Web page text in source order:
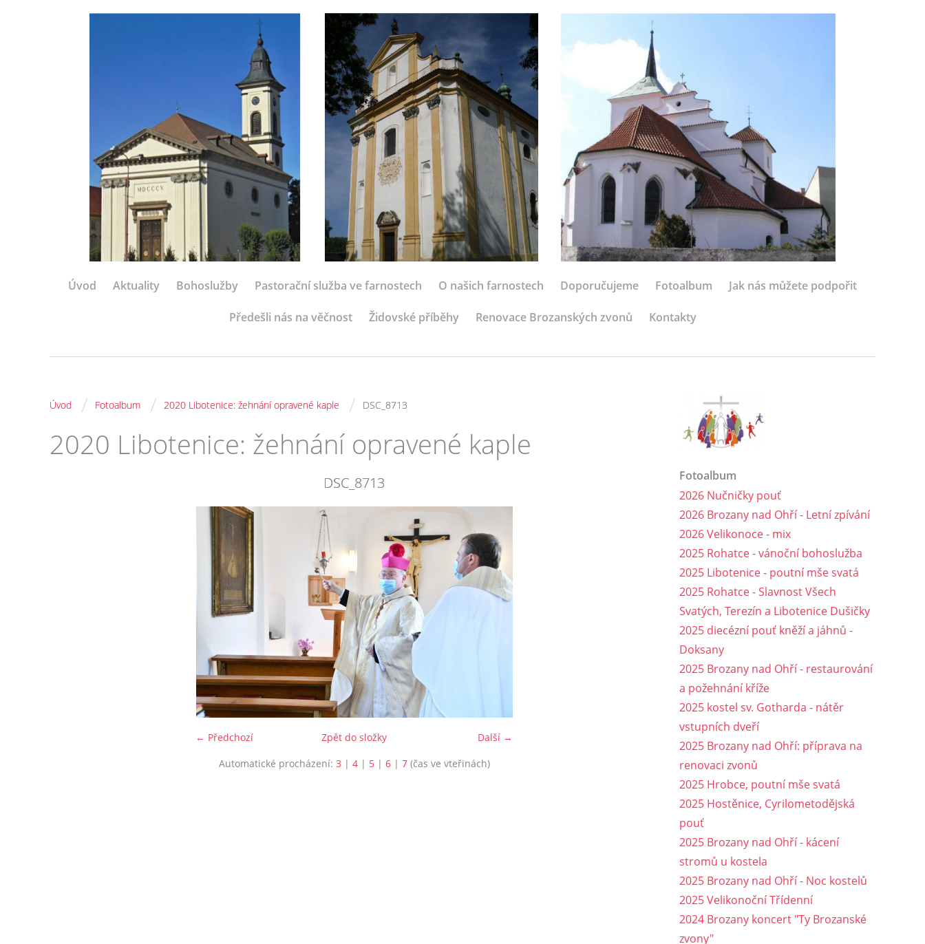
Úvod Aktuality Bohoslužby Pastorační služba ve farnostech O našich farnostech Doporučujeme Fotoalbum Jak nás můžete podpořit
Předešli nás na věčnost Židovské příběhy Renovace Brozanských zvonů Kontakty
Úvod / Fotoalbum / 2020 Libotenice: žehnání opravené kaple / DSC_8713
2020 Libotenice: žehnání opravené kaple
DSC_8713
← Předchozí Další →
Zpět do složky
Automatické procházení: 3 | 4| 5| 6| 7(čas ve vteřinách)
Fotoalbum
2026 Nučničky pouť
2026 Brozany nad Ohří - Letní zpívání
2026 Velikonoce - mix
2025 Rohatce - vánoční bohoslužba
2025 Libotenice - poutní mše svatá
2025 Rohatce - Slavnost Všech
Svatých, Terezín a Libotenice Dušičky
2025 diecézní pouť kněží a jáhnů -
Doksany
2025 Brozany nad Ohří - restaurování
a požehnání kříže
2025 kostel sv. Gotharda - nátěr
vstupních dveří
2025 Brozany nad Ohří: příprava na
renovaci zvonů
2025 Hrobce, poutní mše svatá
2025 Hostěnice, Cyrilometodějská
pouť
2025 Brozany nad Ohří - kácení
stromů u kostela
2025 Brozany nad Ohří - Noc kostelů
2025 Velikonoční Třídenní
2024 Brozany koncert "Ty Brozanské
zvony"